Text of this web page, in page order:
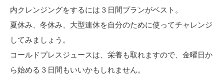
内クレンジングをするには３日間プランがベスト。
夏休み、冬休み、大型連休を自分のために使ってチャレンジ
してみましょう。
コールドプレスジュースは、栄養も取れますので、金曜日か
ら始める３日間もいいかもしれません。